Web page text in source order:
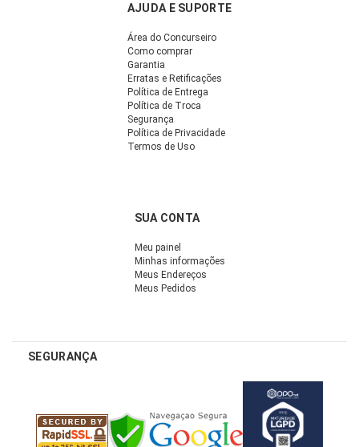
AJUDA E SUPORTE
Área do Concurseiro
Como comprar
Garantia
Erratas e Retificações
Política de Entrega
Política de Troca
Segurança
Política de Privacidade
Termos de Uso
SUA CONTA
Meu painel
Minhas informações
Meus Endereços
Meus Pedidos
SEGURANÇA